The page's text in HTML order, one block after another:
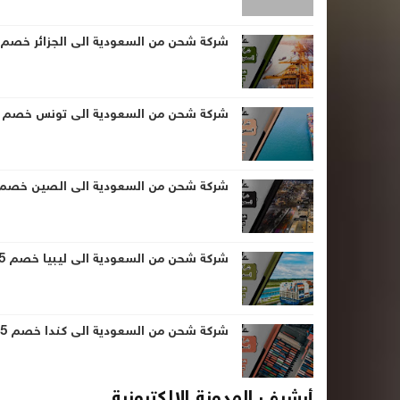
شركة شحن من السعودية الى الجزائر خصم 25% |
شركة شحن من السعودية الى تونس خصم 25% |
شركة شحن من السعودية الى الصين خصم 25% |
شركة شحن من السعودية الى ليبيا خصم 25% | 0560533140
شركة شحن من السعودية الى كندا خصم 25% | 0560533140